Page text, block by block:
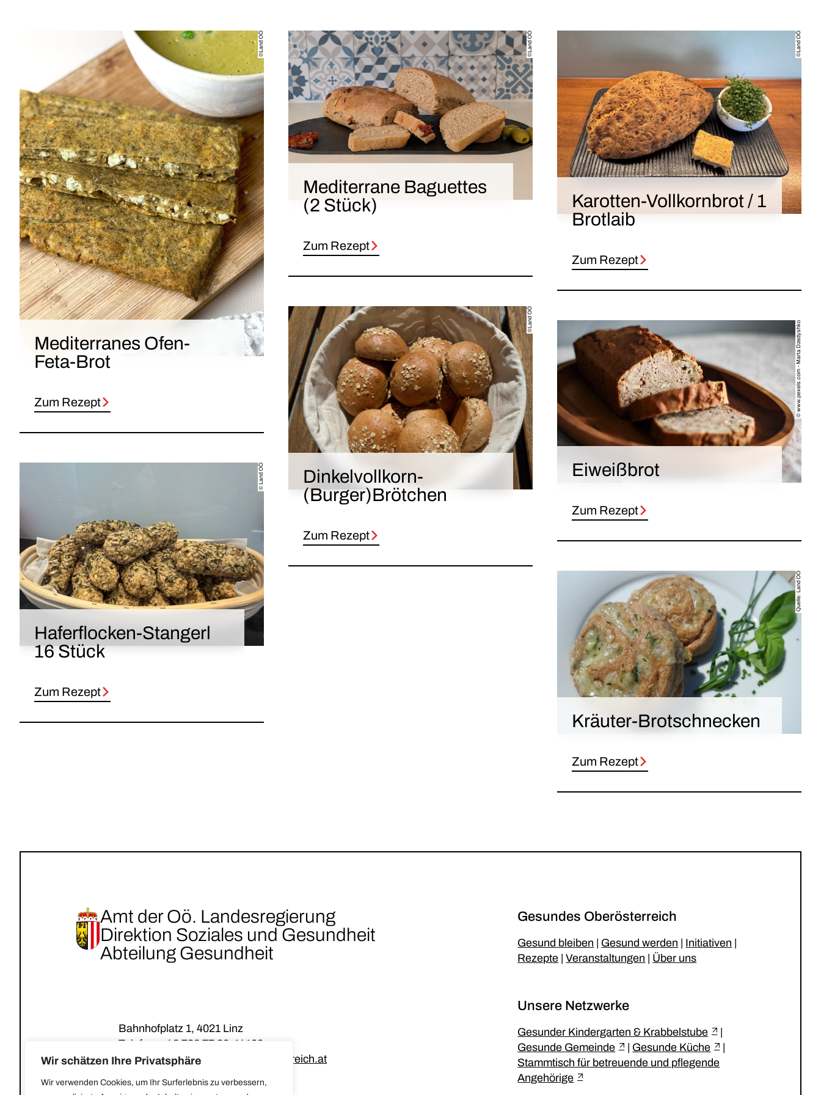
Wir schätzen Ihre Privatsphäre
Wir verwenden Cookies, um Ihr Surferlebnis zu verbessern,
©Land OÖ
Mediterranes Ofen-
Feta-Brot
Zum Rezept
©Land OÖ
Mediterrane Baguettes
(2 Stück)
Zum Rezept
©Land OÖ
Karotten-Vollkornbrot / 1
Brotlaib
Zum Rezept
©Land OÖ
Dinkelvollkorn-
(Burger)Brötchen
Zum Rezept
© www.pexels.com - Marta Dzedyshko
Eiweißbrot
Zum Rezept
© Land OÖ
Haferflocken-Stangerl
16 Stück
Zum Rezept
Quelle: Land OÖ
Kräuter-Brotschnecken
Zum Rezept
Amt der Oö. Landesregierung
Direktion Soziales und Gesundheit
Abteilung Gesundheit
Bahnhofplatz 1, 4021 Linz
Telefon:
+43 732 77 20-14133
E-Mail:post@gesundes-oberoesterreich.at
Gesundes Oberösterreich
Gesund bleiben Gesund werden Initiativen
Rezepte |Veranstaltungen Über uns
Unsere Netzwerke
Gesunder Kindergarten & Krabbelstube
Gesunde Gemeinde
Gesunde Küche
Stammtisch für betreuende und pflegende
Angehörige